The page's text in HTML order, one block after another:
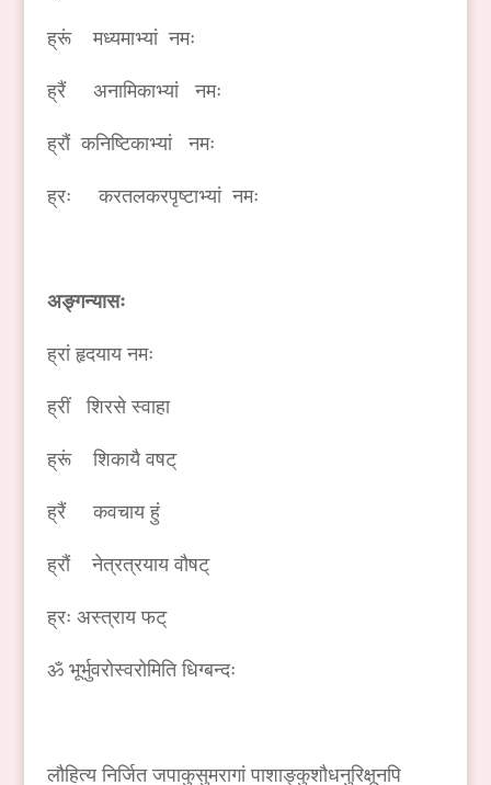
ह्रूं मध्यमाभ्यां नमः
ह्रैं अनामिकाभ्यां नमः
ह्रौं कनिष्टिकाभ्यां नमः
ह्रः करतलकरपृष्टाभ्यां नमः
अङ्गन्यासः
ह्रां हृदयाय नमः
ह्रीं शिरसे स्वाहा
ह्रूं शिकायै वषट्
ह्रैं कवचाय हुं
ह्रौं नेत्रत्रयाय वौषट्
ह्रः अस्त्राय फट्
ॐ भूर्भुवरोस्वरोमिति धिग्बन्दः
लौहित्य निर्जित जपाकुसुमरागां पाशाङ्कुशौधनुरिक्षूनपि